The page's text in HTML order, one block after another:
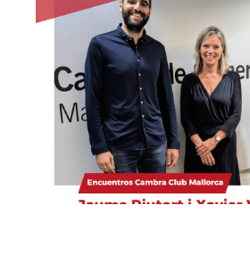
Empresa líder en decoración,
online. Ha sabido innovar en un
consolidando un